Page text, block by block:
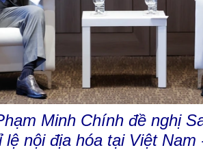
Minh Chính đề nghị
lệ nội địa hóa tại Việt Nam